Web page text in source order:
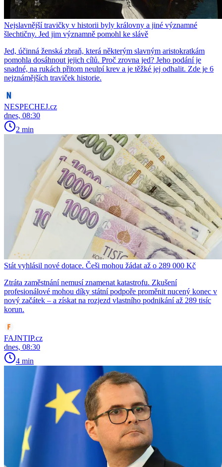
Nejslavnější travičky v historii byly královny a jiné významné
šlechtičny. Jed jim významně pomohl ke slávě
Jed, účinná ženská zbraň, která některým slavným aristokratkám
pomohla dosáhnout jejich cílů. Proč zrovna jed? Jeho podání je
snadné, na rukách přitom neulpí krev a je těžké jej odhalit. Zde je 6
nejznámějších traviček historie.
NESPECHEJ.cz
dnes, 08:30
2 min
Stát vyhlásil nové dotace. Češi mohou žádat až o 289 000 Kč
Ztráta zaměstnání nemusí znamenat katastrofu. Zkušení
profesionálové mohou díky státní podpoře proměnit nucený konec v
nový začátek – a získat na rozjezd vlastního podnikání až 289 tisíc
korun.
FAJNTIP.cz
dnes, 08:30
4 min